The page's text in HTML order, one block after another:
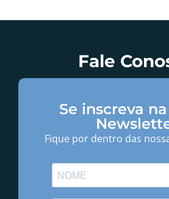
Fale
Se inscreva
Fique por dentro das